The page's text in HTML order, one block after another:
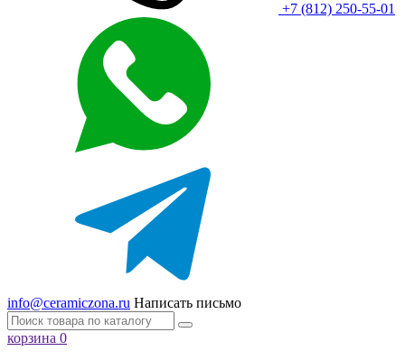
+7 (812) 250-55-01
info@ceramiczona.ru Написать письмо
корзина 0